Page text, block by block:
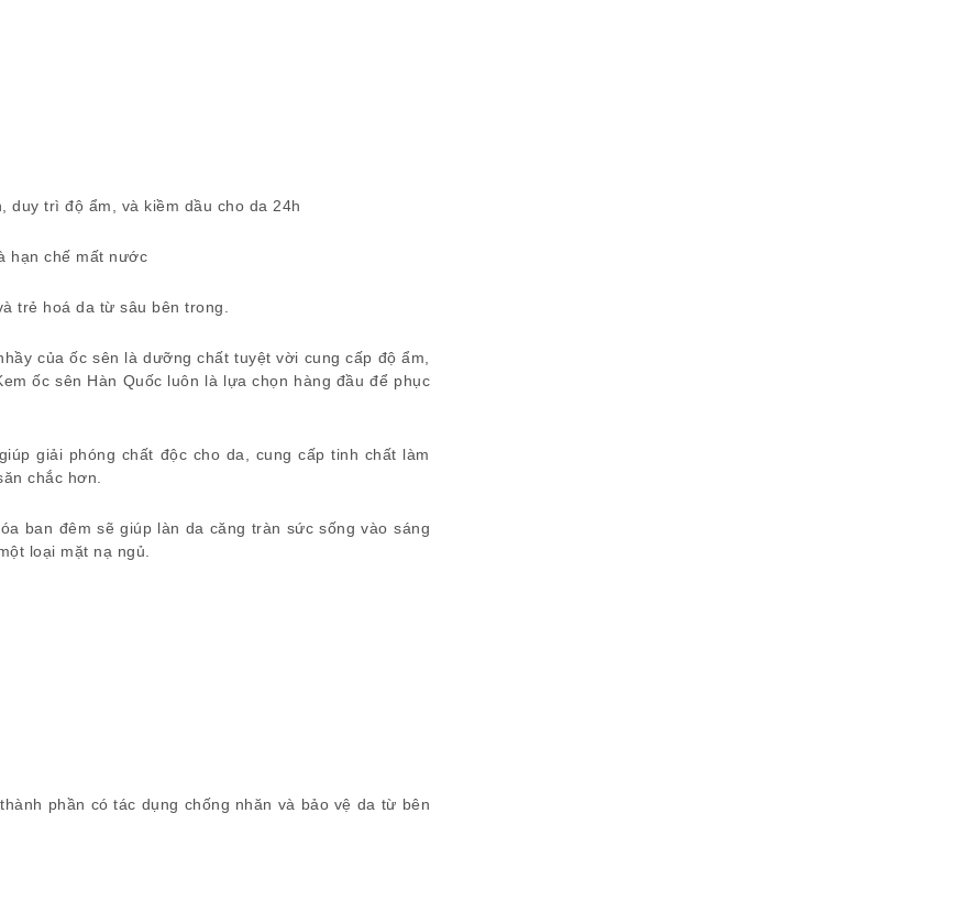
duy trì độ ẩm, và kiềm dầu cho da 24h
hạn chế mất nước
trẻ hoá da từ sâu bên trong.
của ốc sên là dưỡng chất tuyệt vời cung cấp độ ẩm,
ốc sên Hàn Quốc luôn là lựa chọn hàng đầu để phục
giải phóng chất độc cho da, cung cấp tinh chất làm
chắc hơn.
ban đêm sẽ giúp làn da căng tràn sức sống vào sáng
loại mặt nạ ngủ.
phần có tác dụng chống nhăn và bảo vệ da từ bên